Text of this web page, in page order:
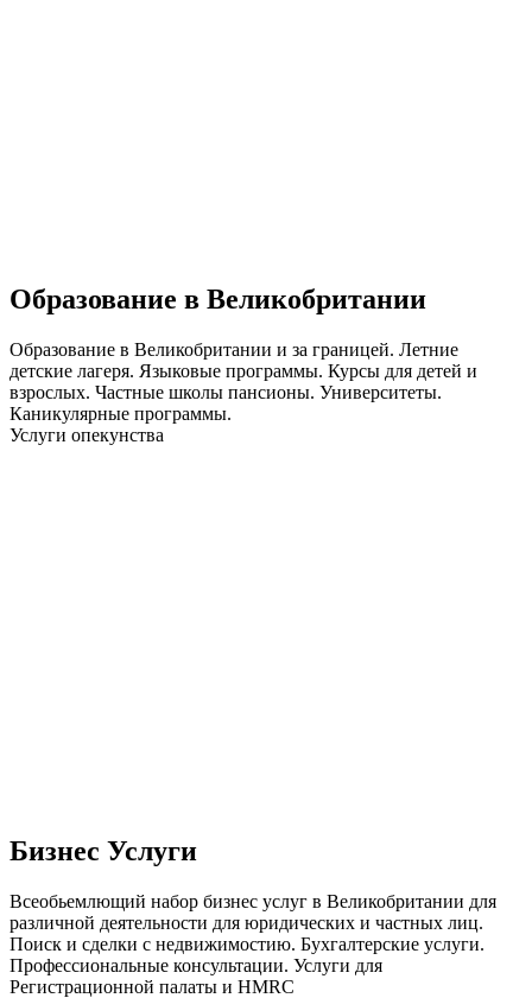
Образование в Великобритании
Образование в Великобритании и за границей. Летние
детские лагеря. Языковые программы. Курсы для детей и
взрослых. Частные школы пансионы. Университеты.
Каникулярные программы.
Услуги опекунства
Бизнес Услуги
Всеобьемлющий набор бизнес услуг в Великобритании для
различной деятельности для юридических и частных лиц.
Поиск и сделки с недвижимостию. Бухгалтерские услуги.
Профессиональные консультации. Услуги для
Регистрационной палаты и HMRC